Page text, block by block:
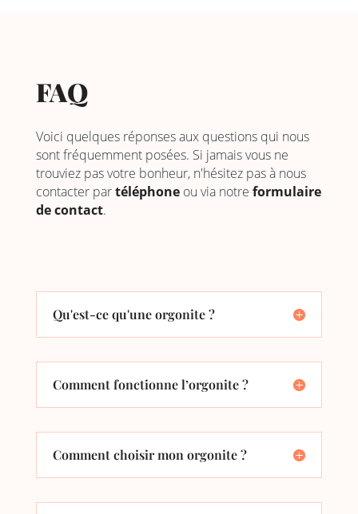
FAQ
Voici quelques réponses aux questions qui nous
sont fréquemment posées. Si jamais vous ne
trouviez pas votre bonheur, n'hésitez pas à nous
contacter partéléphoneou via notre formulaire
de contact.
Qu'est-ce qu'une orgonite ?
Comment fonctionne l’orgonite ?
Comment choisir mon orgonite ?